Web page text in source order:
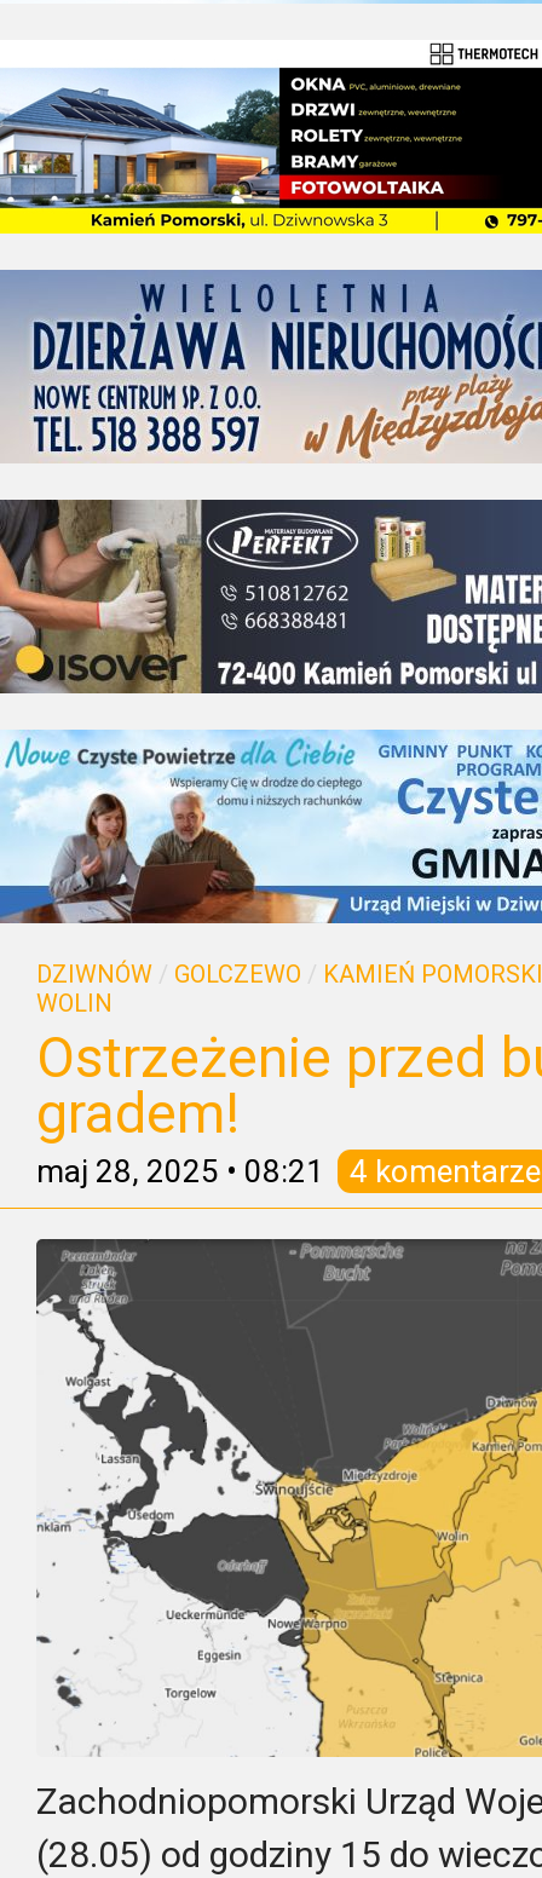
DZIWNÓW / GOLCZEWO / KAMIEŃ POMORSKI
WOLIN
Ostrzeżenie przed
gradem!
maj 28, 2025 • 08:21 4 komentarze
Zachodniopomorski Urząd
(28.05) od godziny 15 do